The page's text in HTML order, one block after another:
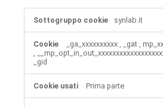
Cookie
prestazione
synlab.it
_ga_xxxxxxxxxx, _gat,
,
_gid
Prima parte